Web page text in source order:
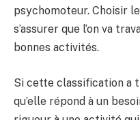
psychomoteur. Choisir
s’assurer que l’on va
bonnes activités.
Si cette classification a
qu’elle répond à un